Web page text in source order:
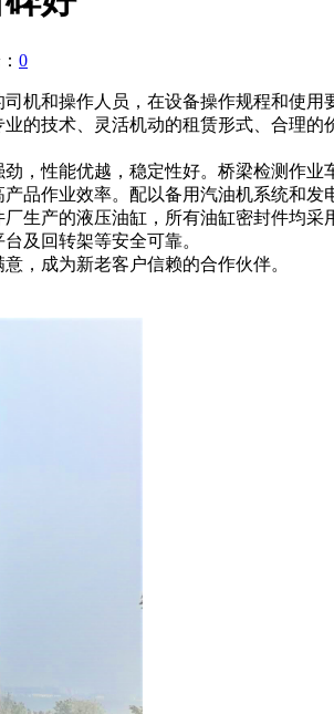
0
机和操作人员，在设备操作规程和使
的技术、灵活机动的租赁形式、合理的
，性能优越，稳定性好。桥梁检测作
品作业效率。配以备用汽油机系统和
生产的液压油缸，所有油缸密封件均
及回转架等安全可靠。
，成为新老客户信赖的合作伙伴。